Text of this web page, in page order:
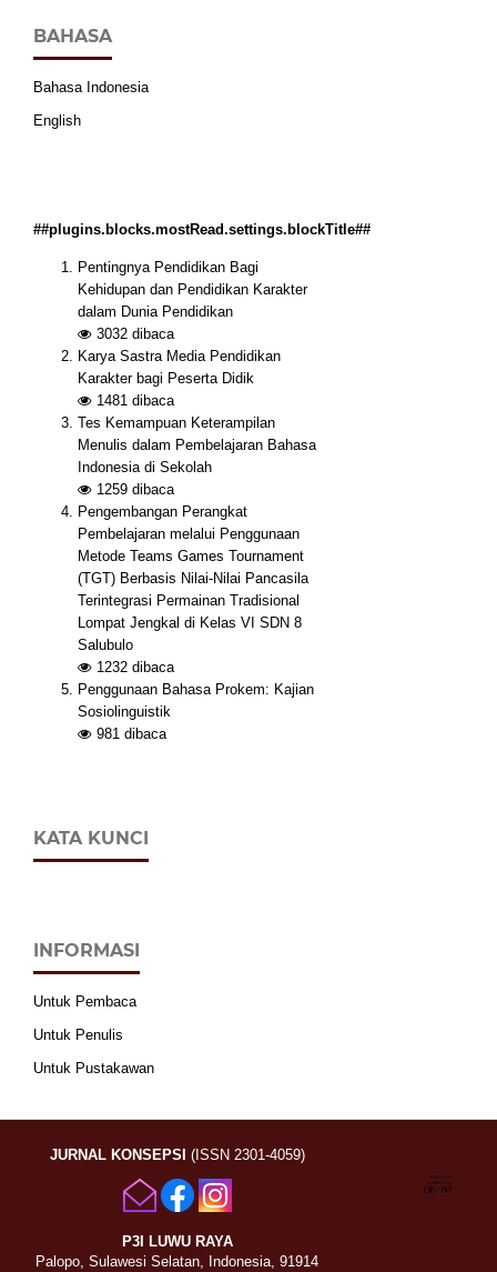
BAHASA
Bahasa Indonesia
English
##plugins.blocks.mostRead.settings.blockTitle##
Pentingnya Pendidikan Bagi
Kehidupan dan Pendidikan Karakter
dalam Dunia Pendidikan
3032 dibaca
Karya Sastra Media Pendidikan
Karakter bagi Peserta Didik
1481 dibaca
Tes Kemampuan Keterampilan
Menulis dalam Pembelajaran Bahasa
Indonesia di Sekolah
1259 dibaca
Pengembangan Perangkat
Pembelajaran melalui Penggunaan
Metode Teams Games Tournament
(TGT) Berbasis Nilai-Nilai Pancasila
Terintegrasi Permainan Tradisional
Lompat Jengkal di Kelas VI SDN 8
Salubulo
1232 dibaca
Penggunaan Bahasa Prokem: Kajian
Sosiolinguistik
981 dibaca
KATA KUNCI
INFORMASI
Untuk Pembaca
Untuk Penulis
Untuk Pustakawan
JURNAL KONSEPSI (ISSN 2301-4059)
P3I LUWU RAYA
Palopo, Sulawesi Selatan, Indonesia, 91914